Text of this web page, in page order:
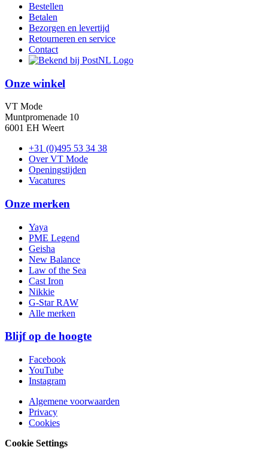
Bestellen
Betalen
Bezorgen en levertijd
Retourneren en service
Contact
Onze winkel
VT Mode
Muntpromenade 10
6001 EH Weert
+31 (0)495 53 34 38
Over VT Mode
Openingstijden
Vacatures
Onze merken
Yaya
PME Legend
Geisha
New Balance
Law of the Sea
Cast Iron
Nikkie
G-Star RAW
Alle merken
Blijf op de hoogte
Facebook
YouTube
Instagram
Algemene voorwaarden
Privacy
Cookies
Cookie Settings